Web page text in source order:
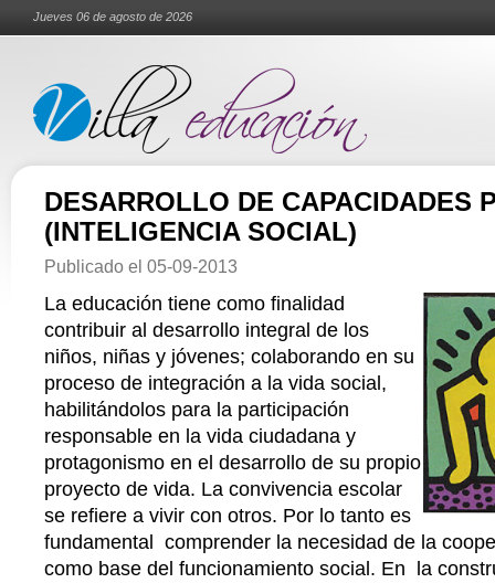
Jueves 06 de agosto de 2026
DESARROLLO DE CAPACIDADES
(INTELIGENCIA SOCIAL)
Publicado el 05-09-2013
La educación tiene como finalidad
contribuir al desarrollo integral de los
niños, niñas y jóvenes; colaborando en su
proceso de integración a la vida social,
habilitándolos para la participación
responsable en la vida ciudadana y
protagonismo en el desarrollo de su propio
proyecto de vida. La convivencia escolar
se refiere a vivir con otros. Por lo tanto es
fundamental comprender la necesidad de la
como base del funcionamiento social. En la